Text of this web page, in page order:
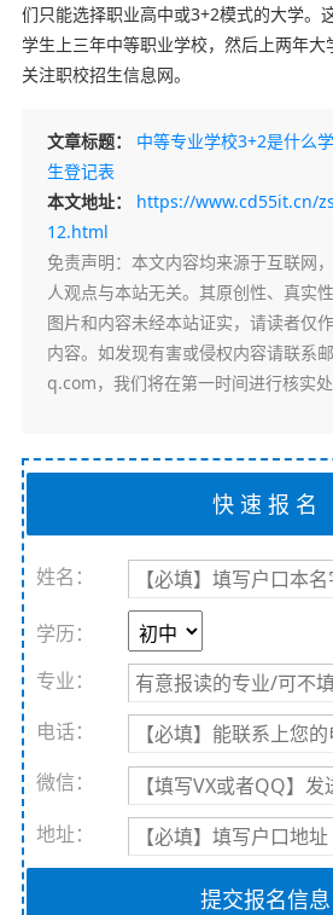
们只能选择职业高中或3+2模式的大学。
学生上三年中等职业学校，然后上两年
关注职校招生信息网。
文章标题： 中等专业学校3+2是什么
生登记表
本文地址： https://www.cd55it.cn/
12.html
免责声明：本文内容均来源于互联网
人观点与本站无关。其原创性、真实
图片和内容未经本站证实，请读者仅
内容。如发现有害或侵权内容请联系
q.com，我们将在第一时间进行核实处
姓名：
学历：
专业：
电话：
微信：
地址：
提交报名信息